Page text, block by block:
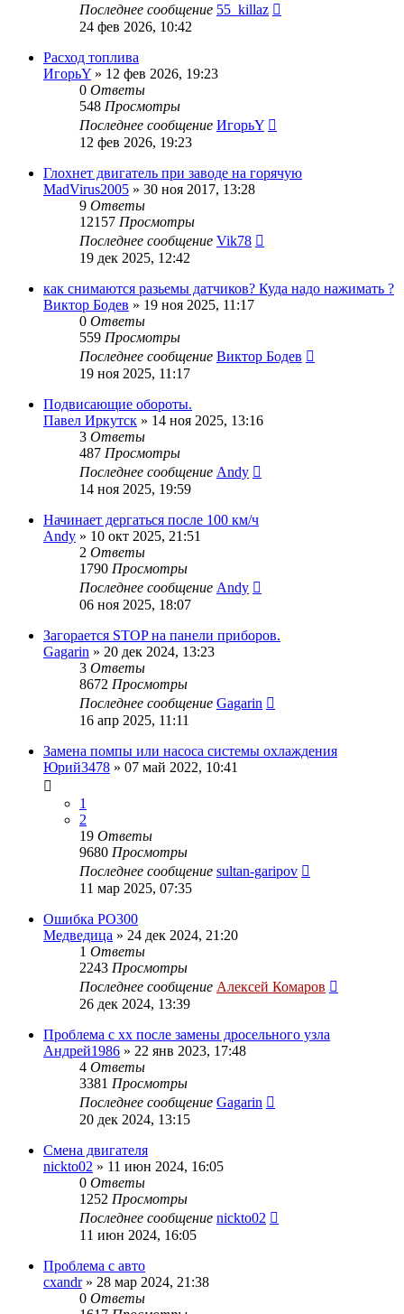
Последнее сообщение 55_killaz
24 фев 2026, 10:42
Расход топлива
ИгорьY » 12 фев 2026, 19:23
0 Ответы
548 Просмотры
Последнее сообщение ИгорьY
12 фев 2026, 19:23
Глохнет двигатель при заводе на горячую
MadVirus2005 » 30 ноя 2017, 13:28
9 Ответы
12157 Просмотры
Последнее сообщение Vik78
19 дек 2025, 12:42
как снимаются разьемы датчиков? Куда надо нажимать ?
Виктор Бодев » 19 ноя 2025, 11:17
0 Ответы
559 Просмотры
Последнее сообщение Виктор Бодев
19 ноя 2025, 11:17
Подвисающие обороты.
Павел Иркутск » 14 ноя 2025, 13:16
3 Ответы
487 Просмотры
Последнее сообщение Andy
14 ноя 2025, 19:59
Начинает дергаться после 100 км/ч
Andy » 10 окт 2025, 21:51
2 Ответы
1790 Просмотры
Последнее сообщение Andy
06 ноя 2025, 18:07
Загорается STOP на панели приборов.
Gagarin » 20 дек 2024, 13:23
3 Ответы
8672 Просмотры
Последнее сообщение Gagarin
16 апр 2025, 11:11
Замена помпы или насоса системы охлаждения
Юрий3478 » 07 май 2022, 10:41
1
2
19 Ответы
9680 Просмотры
Последнее сообщение sultan-garipov
11 мар 2025, 07:35
Ошибка PO300
Медведица » 24 дек 2024, 21:20
1 Ответы
2243 Просмотры
Последнее сообщение Алексей Комаров
26 дек 2024, 13:39
Проблема с хх после замены дросельного узла
Андрей1986 » 22 янв 2023, 17:48
4 Ответы
3381 Просмотры
Последнее сообщение Gagarin
20 дек 2024, 13:15
Смена двигателя
nickto02 » 11 июн 2024, 16:05
0 Ответы
1252 Просмотры
Последнее сообщение nickto02
11 июн 2024, 16:05
Проблема с авто
cxandr» 28 мар 2024, 21:38
0 Ответы